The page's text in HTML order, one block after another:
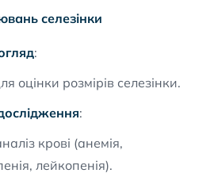
селезінки
:
оцінки розмірів селезінки.
:
крові (анемія,
лейкопенія).